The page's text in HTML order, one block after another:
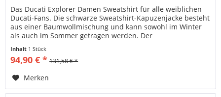
Das Ducati Explorer Damen Sweatshirt für alle weiblichen
Ducati-Fans. Die schwarze Sweatshirt-Kapuzenjacke besteht
aus einer Baumwollmischung und kann sowohl im Winter
als auch im Sommer getragen werden. Der
Inhalt 1 Stück
94,90 € * 131,58 € *
Merken